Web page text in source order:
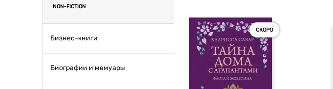
NON-FICTION
Бизнес-книги
Биографии и мемуары
СКОРО